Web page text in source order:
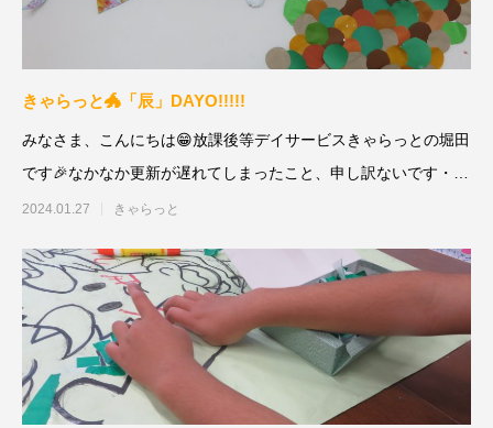
きゃらっと🐲「辰」DAYO!!!!!
みなさま、こんにちは😁放課後等デイサービスきゃらっとの堀田
です🎉なかなか更新が遅れてしまったこと、申し訳ないです・・
😱😱😱🐲祝2
2024.01.27 きゃらっと